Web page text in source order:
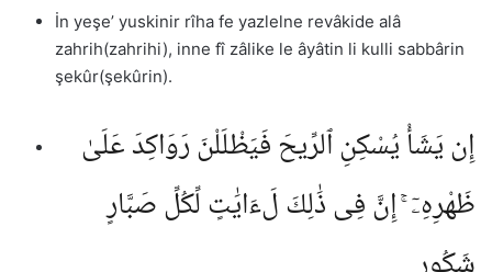
İn yeşe’ yuskinir rîha fe yazlelne revâkide alâ
zahrih(zahrihi), inne fî zâlike le âyâtin li kulli sabbârin
şekûr(şekûrin).
إِن يَشَأْ يُسْكِنِ ٱلرِّيحَ فَيَظْلَلْنَ رَوَاكِدَ عَلَىٰ
ظَهْرِهِۦٓ ۚ إِنَّ فِى ذَٰلِكَ لَءَايَٰتٍ لِّكُلِّ صَبَّارٍ